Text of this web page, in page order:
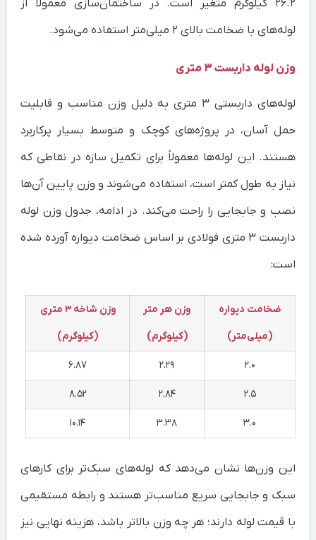
۲۶.۲ کیلوگرم متغیر است. در ساختمان‌سازی معمولاً از
لوله‌های با ضخامت بالای ۲ میلی‌متر استفاده می‌شود.
وزن لوله داربست 3 متری
لوله‌های داربستی ۳ متری به دلیل وزن مناسب و قابلیت
حمل آسان، در پروژه‌های کوچک و متوسط بسیار پرکاربرد
هستند. این لوله‌ها معمولاً برای تکمیل سازه در نقاطی که
نیاز به طول کمتر است، استفاده می‌شوند و وزن پایین آن‌ها
نصب و جابجایی را راحت می‌کند. در ادامه، جدول وزن لوله
داربست ۳ متری فولادی بر اساس ضخامت دیواره آورده شده
است:
ضخامت دیواره
(میلی‌متر)
وزن هر متر
(کیلوگرم)
وزن شاخه ۳ متری
(کیلوگرم)
2.0
2.29
6.87
2.5
2.84
8.52
3.0
3.38
10.14
این وزن‌ها نشان می‌دهد که لوله‌های سبک‌تر برای کارهای
سبک و جابجایی سریع مناسب‌تر هستند و رابطه مستقیمی
با قیمت لوله دارند؛ هر چه وزن بالاتر باشد، هزینه نهایی نیز